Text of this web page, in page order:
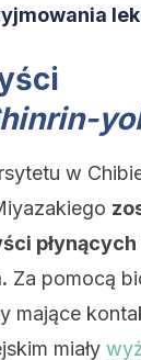
w
płynących
Za pomocą
mające
miały